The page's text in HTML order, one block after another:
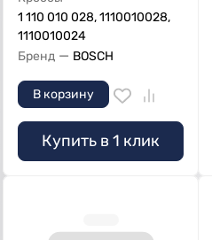
1 110 010 028, 1110010028,
1110010024
Бренд — BOSCH
В корзину
Купить в 1 клик